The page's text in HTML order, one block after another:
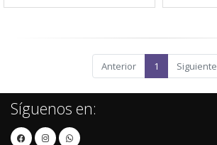
Anterior 1 Siguiente
Síguenos en: